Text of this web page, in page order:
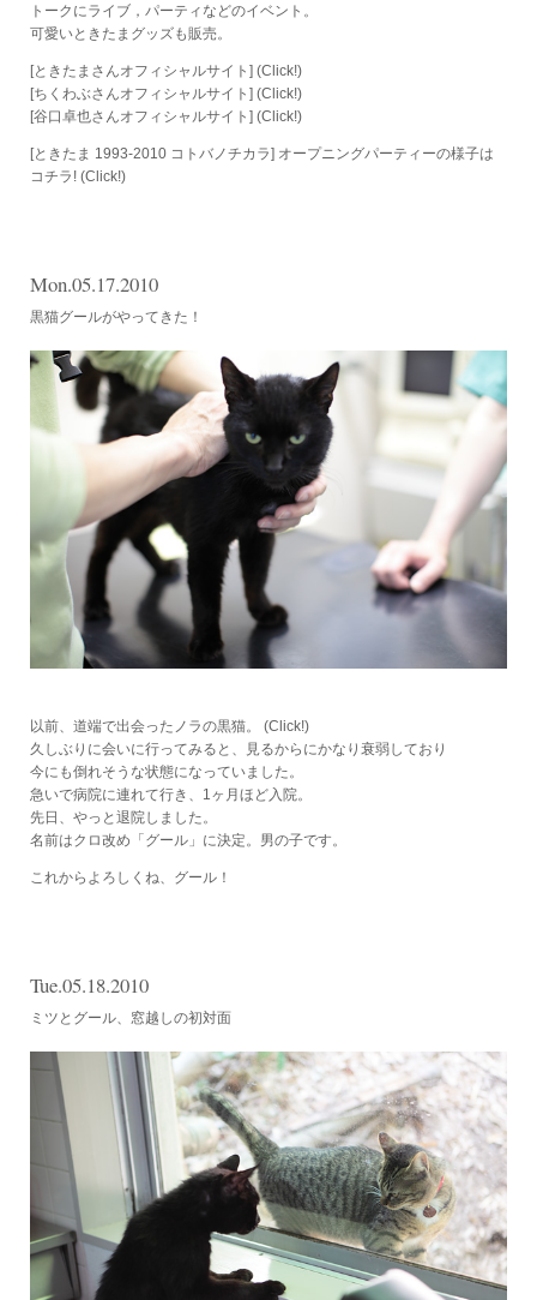
トークにライブ，パーティなどのイベント。
可愛いときたまグッズも販売。
[ときたまさんオフィシャルサイト] (Click!)
[ちくわぶさんオフィシャルサイト] (Click!)
[谷口卓也さんオフィシャルサイト] (Click!)
[ときたま 1993-2010 コトバノチカラ] オープニングパーティーの様子は
コチラ! (Click!)
Mon.05.17.2010
黒猫グールがやってきた！
以前、道端で出会ったノラの黒猫。 (Click!)
久しぶりに会いに行ってみると、見るからにかなり衰弱しており
今にも倒れそうな状態になっていました。
急いで病院に連れて行き、1ヶ月ほど入院。
先日、やっと退院しました。
名前はクロ改め「グール」に決定。男の子です。
これからよろしくね、グール！
Tue.05.18.2010
ミツとグール、窓越しの初対面